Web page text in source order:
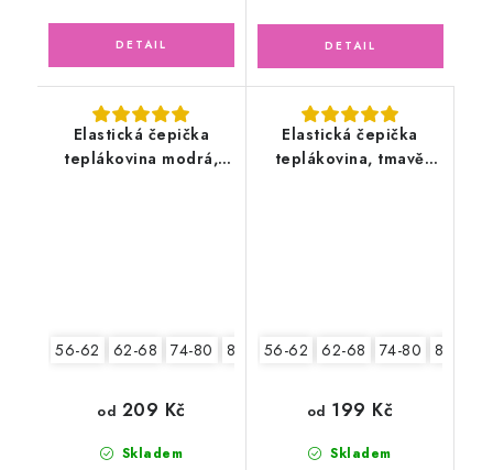
Elastická čepička
teplákovina modrá,
56-62 62-68 74-80 80-86
Skladem
od 209 Kč
Elastická čepička
teplákovina, tmavě
56-62 62-68 74-80 80-86
Skladem
od 199 Kč